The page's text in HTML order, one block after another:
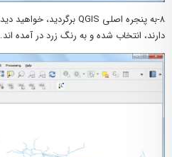
دارند، انتخاب شده و به رنگ زرد در آمده اند.